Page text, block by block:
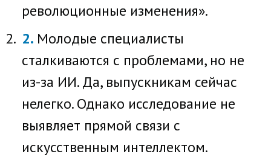
революционные изменения».
Молодые специалисты
сталкиваются с проблемами, но не
из-за ИИ. Да, выпускникам сейчас
нелегко. Однако исследование не
выявляет прямой связи с
искусственным интеллектом.